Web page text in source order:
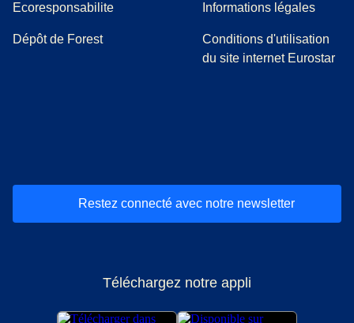
Ecoresponsabilite
Dépôt de Forest
Informations légales
Conditions d'utilisation
du site internet Eurostar
Restez connecté avec notre newsletter
Téléchargez notre appli